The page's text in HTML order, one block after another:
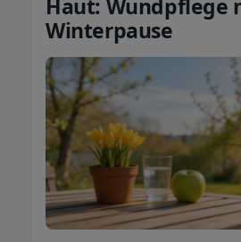
Haut: Wundpflege
Winterpause